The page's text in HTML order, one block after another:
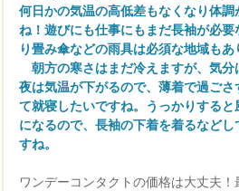
何日かの気温の高低差もなくなり体
ね！遊びにも仕事にもまだ長袖が必
り畳み傘などの雨具は必須な地域もあ
朝方の寒さはまだ冷えますが、気分
夜は気温が下がるので、薄着で過ご
て就寝したいですね。うっかりすると
になるので、長袖の下着を着るなど
すね。
ワンデーコンタクトの価格は大丈夫